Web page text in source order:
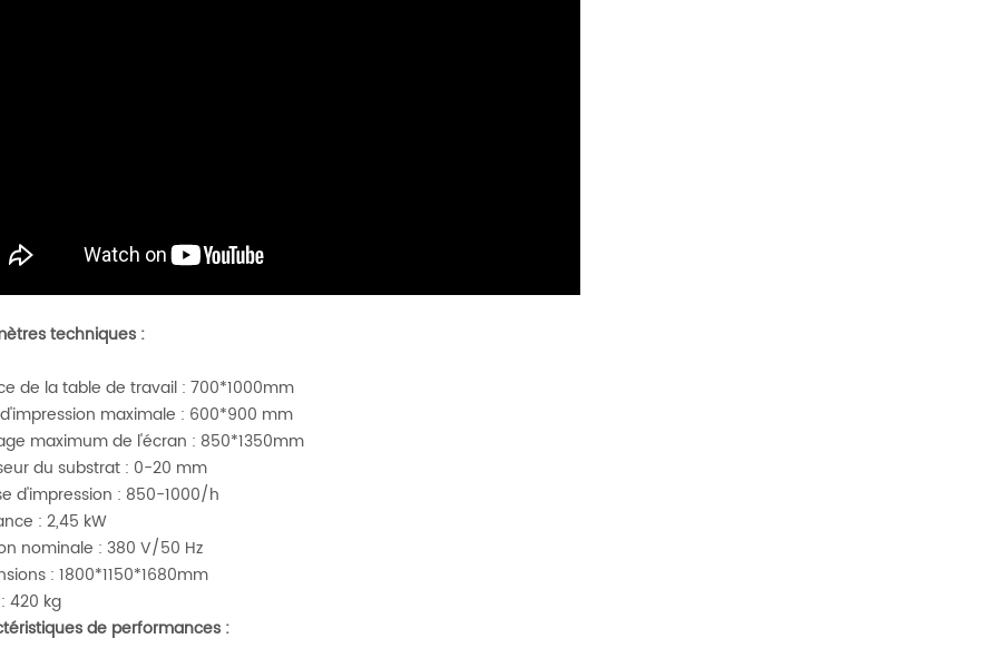
techniques :
de la table de travail : 700*1000mm
maximale : 600*900 mm
maximum de l'écran : 850*1350mm
du substrat : 0-20 mm
d'impression : 850-1000/h
: 2,45 kW
nominale : 380 V/50 Hz
: 1800*1150*1680mm
420 kg
de performances :